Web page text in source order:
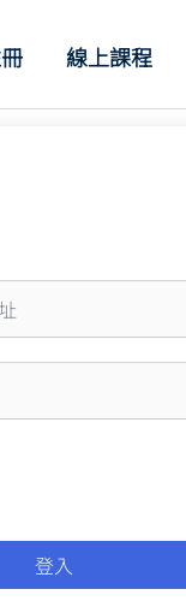
線上課程
登入